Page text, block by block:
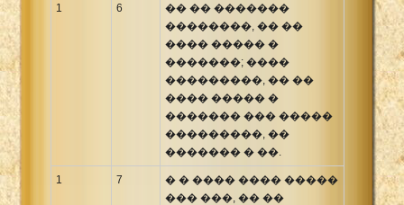
1 6
�� �� �������
��������, �� ��
���� ����� �
�������; ����
���������, �� ��
���� ����� �
������� ��� �����
���������, ��
������� � ��.
1 7
� � ���� ���� �����
��� ���, �� ��